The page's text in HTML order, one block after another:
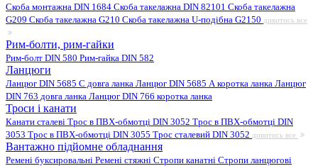
Скоба монтажна DIN 1684 Скоба такелажна DIN 82101 Скоба такелажна
G209 Скоба такелажна G210 Скоба такелажна U-подібна G2150 дивитись все
Рим-болти, рим-гайки
Рим-болт DIN 580 Рим-гайка DIN 582
Ланцюги
Ланцюг DIN 5685 C довга ланка Ланцюг DIN 5685 А коротка ланка Ланцюг
DIN 763 довга ланка Ланцюг DIN 766 коротка ланка
Троси і канати
Канати сталеві Трос в ПВХ-обмотці DIN 3052 Трос в ПВХ-обмотці DIN
3053 Трос в ПВХ-обмотці DIN 3055 Трос сталевий DIN 3052 дивитись все
Вантажно підйомне обладнання
Ремені буксировальні Ремені стяжні Стропи канатні Стропи ланцюгові